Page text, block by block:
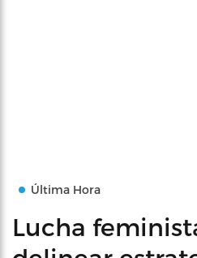
Última Hora
Lucha